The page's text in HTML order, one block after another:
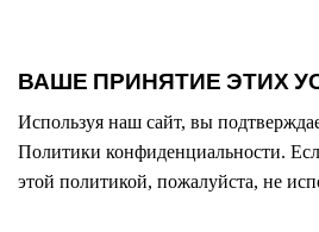
ВАШЕ ПРИНЯТИЕ ЭТИХ
Используя наш сайт, вы
Политики конфиденциальности.
этой политикой, пожалуйста, не